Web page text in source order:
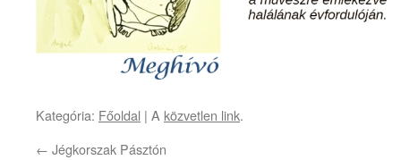
Kategória: Főoldal | A közvetlen link.
← Jégkorszak Pásztón